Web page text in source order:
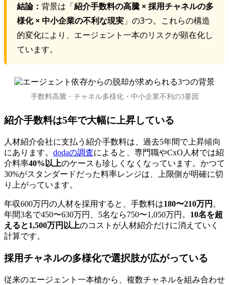
結論： 背景は「紹介手数料の高騰 × 採用チャネルの多
様化 × 中小企業の不利な現実」の3つ。これらの構造
的変化により、エージェント一本のリスクが顕在化し
ています。
手数料高騰・チャネル多様化・中小企業不利の3要因
紹介手数料は5年で大幅に上昇している
人材紹介会社に支払う紹介手数料は、過去5年間で上昇傾向
にあります。 dodaの調査によると、専門職やCxO人材では紹
介料率40%以上のケースも珍しくなくなっています。かつて
30%がスタンダードだった料率レンジは、上限側が明確に切
り上がっています。
年収600万円の人材を採用すると、手数料は180〜210万円 。
年間3名で450〜630万円、5名なら750〜1,050万円。 10名を超
えると1,500万円以上のコストが人材紹介だけに消えていく
計算です。
採用チャネルの多様化で選択肢が広がっている
従来のエージェント一本槍から、複数チャネルを組み合わせ